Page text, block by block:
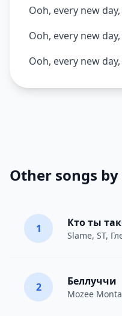
Ooh, every new
Ooh, every new
Ooh, every new
Other songs
1 Кто ты
Slame, ST,
2 Беллуччи
Mozee